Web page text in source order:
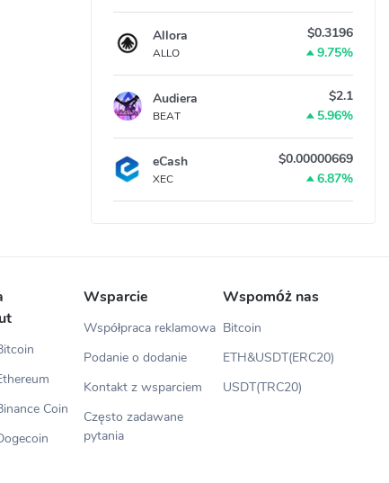
Allora
ALLO
$0.3196
9.75%
Audiera
BEAT
$2.1
5.96%
eCash
XEC
$0.00000669
6.87%
Coin
Wsparcie
Współpraca reklamowa
Podanie o dodanie
Kontakt z wsparciem
Często zadawane
pytania
Wspomóż nas
Bitcoin
ETH&USDT(ERC20)
USDT(TRC20)